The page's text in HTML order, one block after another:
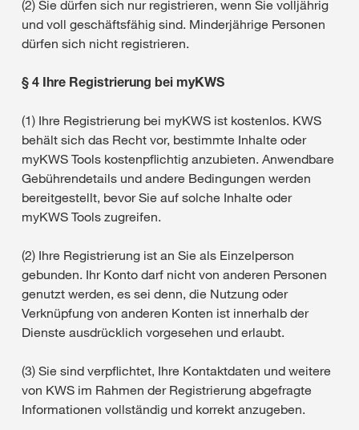
(2) Sie dürfen sich nur registrieren, wenn Sie volljährig
und voll geschäftsfähig sind. Minderjährige Personen
dürfen sich nicht registrieren.
§ 4 Ihre Registrierung bei myKWS
(1) Ihre Registrierung bei myKWS ist kostenlos. KWS
behält sich das Recht vor, bestimmte Inhalte oder
myKWS Tools kostenpflichtig anzubieten. Anwendbare
Gebührendetails und andere Bedingungen werden
bereitgestellt, bevor Sie auf solche Inhalte oder
myKWS Tools zugreifen.
(2) Ihre Registrierung ist an Sie als Einzelperson
gebunden. Ihr Konto darf nicht von anderen Personen
genutzt werden, es sei denn, die Nutzung oder
Verknüpfung von anderen Konten ist innerhalb der
Dienste ausdrücklich vorgesehen und erlaubt.
(3) Sie sind verpflichtet, Ihre Kontaktdaten und weitere
von KWS im Rahmen der Registrierung abgefragte
Informationen vollständig und korrekt anzugeben.